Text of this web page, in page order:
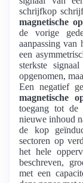
schrijfkop
magnetische
de vorige
aanpassing van
een
sterkste
opgenomen,
Een negatief
magnetische
toegang tot de
nieuwe inhoud
de kop
sectoren op
het hele
beschreven,
met een